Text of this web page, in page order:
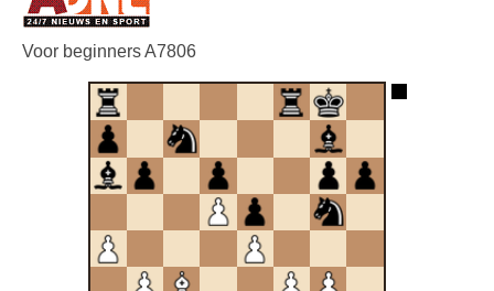
Voor beginners A7806